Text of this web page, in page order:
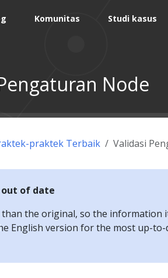
Komunitas Studi kasus
Node
praktek Terbaik Validasi
of date
the original, so the information
English version for the most up-